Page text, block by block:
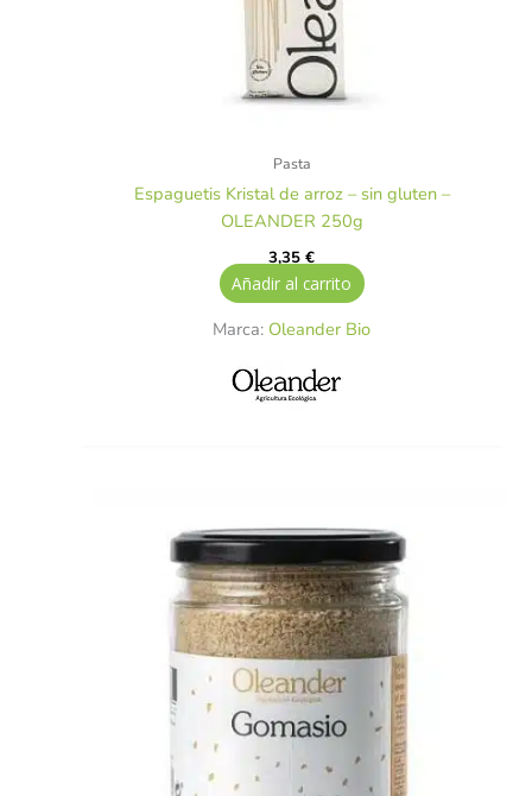
Pasta
Espaguetis Kristal de arroz – sin gluten –
OLEANDER 250g
3,35€
Añadir al carrito
Marca: Oleander Bio